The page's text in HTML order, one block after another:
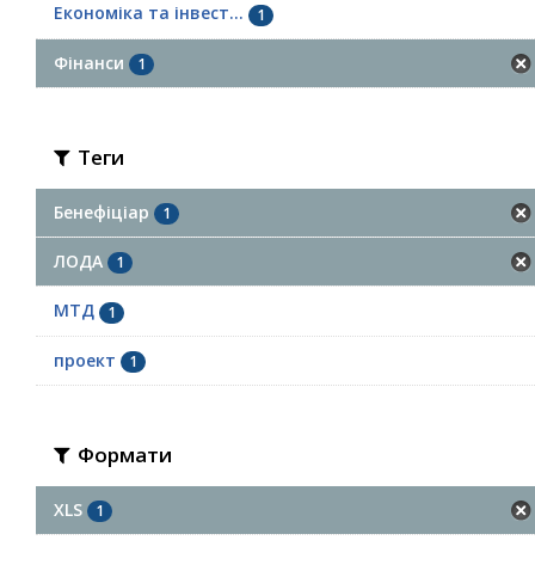
Економіка та інвест... 1
Фінанси 1
Теги
Бенефіціар 1
ЛОДА 1
МТД 1
проект 1
Формати
XLS 1